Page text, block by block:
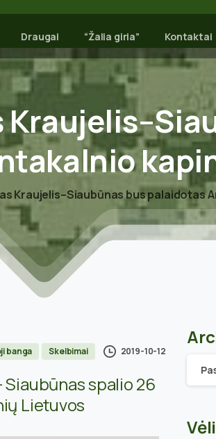
Draugai “Žalia giria” Kontaktai
Kraujelis–Siaubūnas bus palaidotas
banga Skelbimai 2019-10-12
Siaubūnas spalio 26
Lietuvos